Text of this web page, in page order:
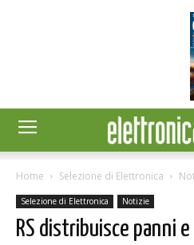
Home Selezione di Elettronica
Selezione di Elettronica Notizie
RS distribuisce panni